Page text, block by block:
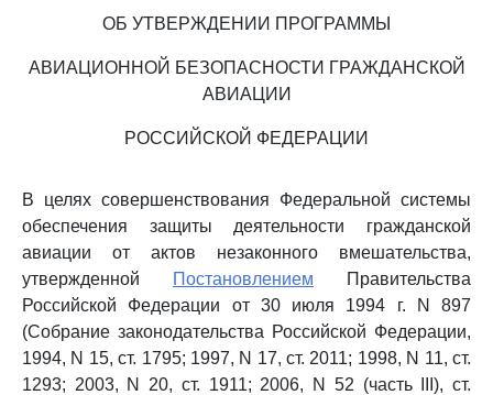
ОБ УТВЕРЖДЕНИИ ПРОГРАММЫ
АВИАЦИОННОЙ БЕЗОПАСНОСТИ ГРАЖДАНСКОЙ
АВИАЦИИ
РОССИЙСКОЙ ФЕДЕРАЦИИ
В целях совершенствования Федеральной системы
обеспечения защиты деятельности гражданской
авиации от актов незаконного вмешательства,
утвержденной
Постановлением Правительства
Российской Федерации от 30 июля 1994 г. N 897
(Собрание законодательства Российской Федерации,
1994, N 15, ст. 1795; 1997, N 17, ст. 2011; 1998, N 11, ст.
1293; 2003, N 20, ст. 1911; 2006, N 52 (часть III), ст.